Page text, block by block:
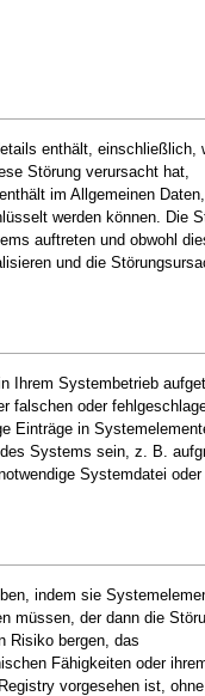
enthält, einschließlich,
Störung verursacht hat,
im Allgemeinen
werden können. Die
auftreten und obwohl
und die
Ihrem Systembetrieb
falschen oder
Einträge in
Systems sein, z. B.
Systemdatei oder
indem sie
müssen, der dann die
Risiko bergen, das
Fähigkeiten oder
vorgesehen ist,